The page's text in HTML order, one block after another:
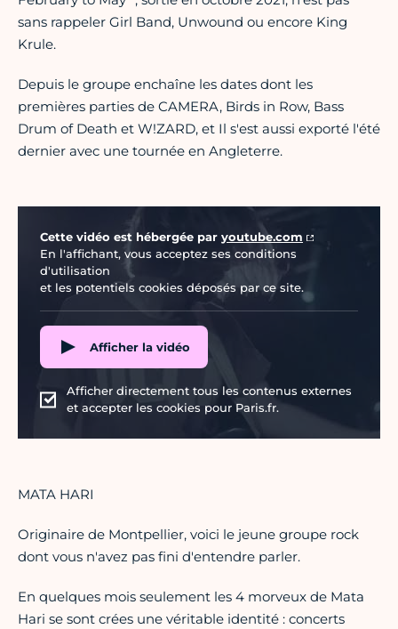
sans rappeler Girl Band, Unwound ou encore King
Krule.
Depuis le groupe enchaîne les dates dont les
premières parties de CAMERA, Birds in Row, Bass
Drum of Death et W!ZARD, et Il s'est aussi exporté l'été
dernier avec une tournée en Angleterre.
Cette vidéo est hébergée par youtube.com
En l'affichant, vous acceptez ses conditions
d'utilisation
et les potentiels cookies déposés par ce site.
Afficher la vidéo
Afficher directement tous les contenus externes
et accepter les cookies pour Paris.fr.
MATA HARI
Originaire de Montpellier, voici le jeune groupe rock
dont vous n'avez pas fini d'entendre parler.
En quelques mois seulement les 4 morveux de Mata
Hari se sont crées une véritable identité : concerts